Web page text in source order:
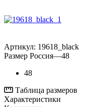
Артикул: 19618_black
Размер Россия—48
48
Таблица размеров
Характеристики